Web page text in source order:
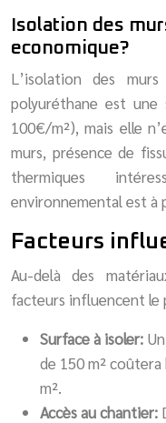
Isolation des
economique?
L’isolation des
polyuréthane est
100€/m²), mais elle
murs, présence de
thermiques
environnemental est à
Facteurs
Au-delà des
facteurs influencent le
Surface à isoler:
de 150 m²
m².
Accès au chantier: